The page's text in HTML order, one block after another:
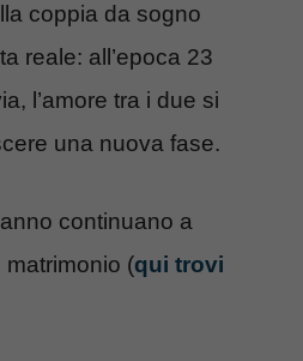
coppia da sogno
reale: all’epoca 23
l’amore tra i due si
una nuova fase.
continuano a
matrimonio (qui trovi